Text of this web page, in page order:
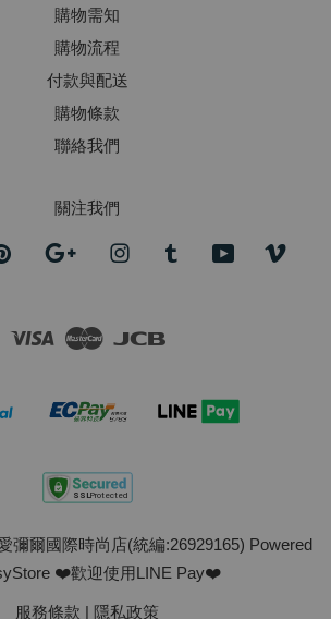
購物需知
購物流程
付款與配送
購物條款
聯絡我們
關注我們
Pinterest Google InstagramTumblr YouTube
Visa Master
彌爾國際時尚店(統編:26929165) Powered
❤️歡迎使用LINE Pay❤️
服務條款 | 隱私政策